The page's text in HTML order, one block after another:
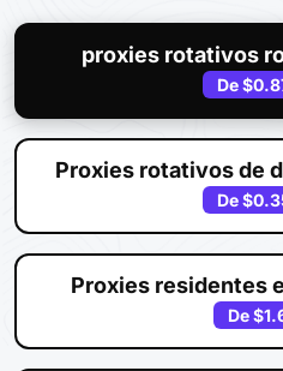
proxies rotativos
De
Proxies rotativos de
De
Proxies residentes
De